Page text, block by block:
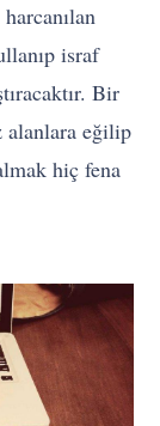
israf
Bir
alanlara eğilip
hiç fena